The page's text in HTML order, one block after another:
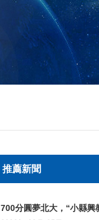
推薦新聞
700分圓夢北大，“小縣興